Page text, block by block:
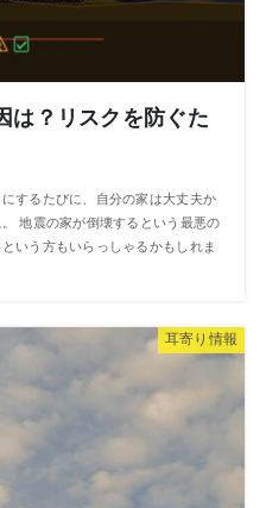
は？リスクを防ぐた
するたびに、自分の家は大丈夫か
地震の家が倒壊するという最悪の
いう方もいらっしゃるかもしれま
⽿寄り情報